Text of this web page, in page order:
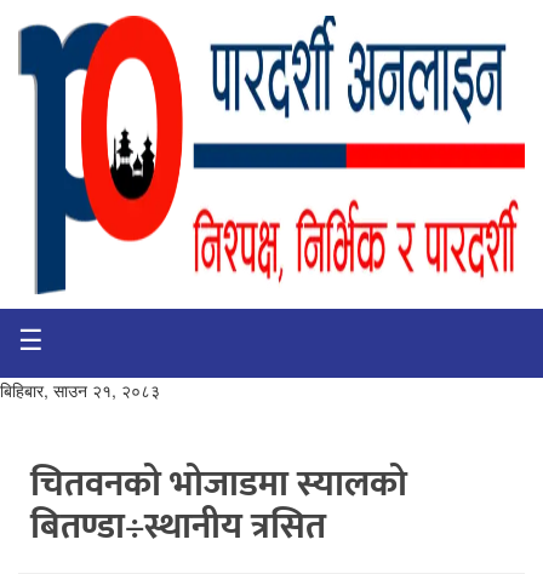
गृहपृष्ठ
भिडियो
खबर
समाचार
☰
बिहिबार, साउन २१, २०८३
चितवनको भोजाडमा स्यालको
बितण्डा÷स्थानीय त्रसित